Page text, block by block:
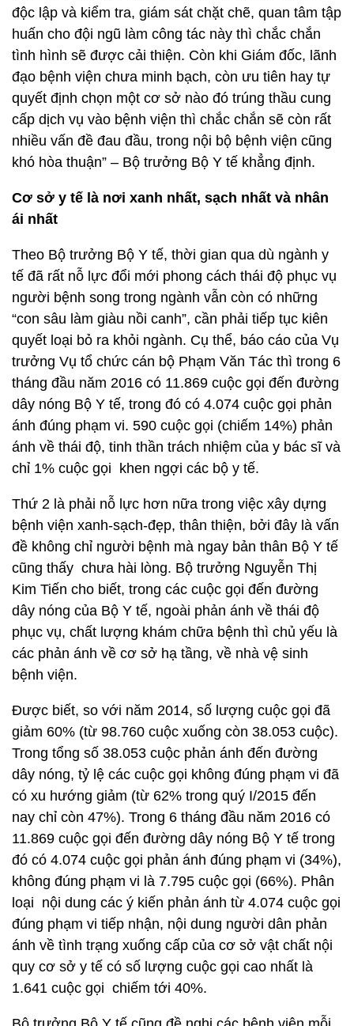
độc lập và kiểm tra, giám sát chặt chẽ, quan tâm tập
huấn cho đội ngũ làm công tác này thì chắc chắn
tình hình sẽ được cải thiện. Còn khi Giám đốc, lãnh
đạo bệnh viện chưa minh bạch, còn ưu tiên hay tự
quyết định chọn một cơ sở nào đó trúng thầu cung
cấp dịch vụ vào bệnh viện thì chắc chắn sẽ còn rất
nhiều vấn đề đau đầu, trong nội bộ bệnh viện cũng
khó hòa thuận” – Bộ trưởng Bộ Y tế khẳng định.
Cơ sở y tế là nơi xanh nhất, sạch nhất và nhân
ái nhất
Theo Bộ trưởng Bộ Y tế, thời gian qua dù ngành y
tế đã rất nỗ lực đổi mới phong cách thái độ phục vụ
người bệnh song trong ngành vẫn còn có những
“con sâu làm giàu nồi canh”, cần phải tiếp tục kiên
quyết loại bỏ ra khỏi ngành. Cụ thể, báo cáo của Vụ
trưởng Vụ tổ chức cán bộ Phạm Văn Tác thì trong 6
tháng đầu năm 2016 có 11.869 cuộc gọi đến đường
dây nóng Bộ Y tế, trong đó có 4.074 cuộc gọi phản
ánh đúng phạm vi. 590 cuộc gọi (chiếm 14%) phản
ánh về thái độ, tinh thần trách nhiệm của y bác sĩ và
chỉ 1% cuộc gọi khen ngợi các bộ y tế.
Thứ 2 là phải nỗ lực hơn nữa trong việc xây dựng
bệnh viện xanh-sạch-đẹp, thân thiện, bởi đây là vấn
đề không chỉ người bệnh mà ngay bản thân Bộ Y tế
cũng thấy chưa hài lòng. Bộ trưởng Nguyễn Thị
Kim Tiến cho biết, trong các cuộc gọi đến đường
dây nóng của Bộ Y tế, ngoài phản ánh về thái độ
phục vụ, chất lượng khám chữa bệnh thì chủ yếu là
các phản ánh về cơ sở hạ tầng, về nhà vệ sinh
bệnh viện.
Được biết, so với năm 2014, số lượng cuộc gọi đã
giảm 60% (từ 98.760 cuộc xuống còn 38.053 cuộc).
Trong tổng số 38.053 cuộc phản ánh đến đường
dây nóng, tỷ lệ các cuộc gọi không đúng phạm vi đã
có xu hướng giảm (từ 62% trong quý I/2015 đến
nay chỉ còn 47%). Trong 6 tháng đầu năm 2016 có
11.869 cuộc gọi đến đường dây nóng Bộ Y tế trong
đó có 4.074 cuộc gọi phản ánh đúng phạm vi (34%),
không đúng phạm vi là 7.795 cuộc gọi (66%). Phân
loại nội dung các ý kiến phản ánh từ 4.074 cuộc gọi
đúng phạm vi tiếp nhận, nội dung người dân phản
ánh về tình trạng xuống cấp của cơ sở vật chất nội
quy cơ sở y tế có số lượng cuộc gọi cao nhất là
1.641 cuộc gọi chiếm tới 40%.